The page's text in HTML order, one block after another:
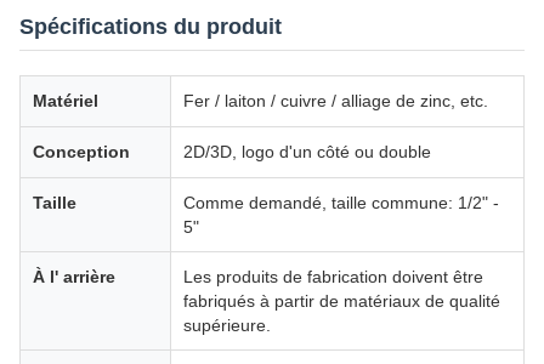
Spécifications du produit
Matériel Fer / laiton / cuivre / alliage de zinc, etc.
Conception 2D/3D, logo d'un côté ou double
Taille
Comme demandé, taille commune: 1/2" -
5"
À l' arrière
Les produits de fabrication doivent être
fabriqués à partir de matériaux de qualité
supérieure.